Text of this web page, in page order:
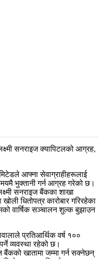
आफ्ना सेवाग्राहीहरूलाई
भुक्तानी गर्न आग्रह गरेको छ।
सनराइज बैंकका शाखा
खोली धितोपत्र कारोबार गरिरहेका
वार्षिक सञ्चालन शुल्क बुझाउन
प्रतिआर्थिक वर्ष १००
व्यवस्था रहेको छ।
खातामा जम्मा गर्न सक्नेछन्